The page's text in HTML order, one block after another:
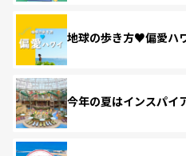
地球の歩き方♥偏愛ハ
今年の夏はインスパイ